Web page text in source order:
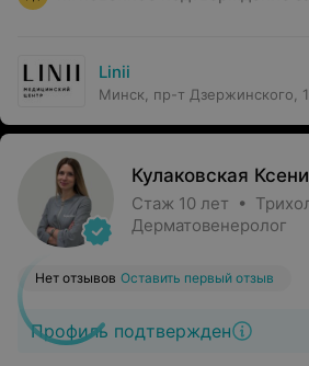
Linii
Минск, пр-т Дзержинского,
Кулаковская
Стаж 10 лет •
Дерматовенеролог
Профиль подтвержден
Нет отзывов Оставить первый отзыв